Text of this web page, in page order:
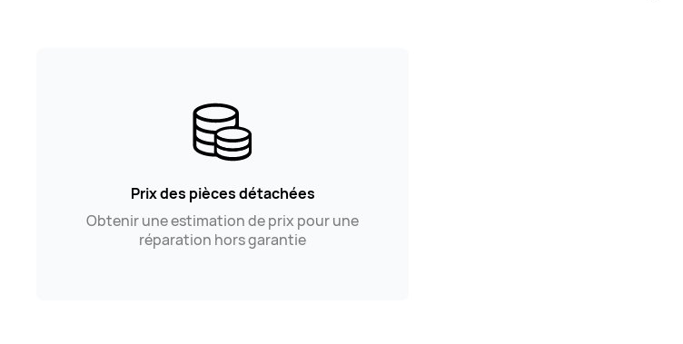
Prix des pièces détachées
Obtenir une estimation de prix pour une
réparation hors garantie